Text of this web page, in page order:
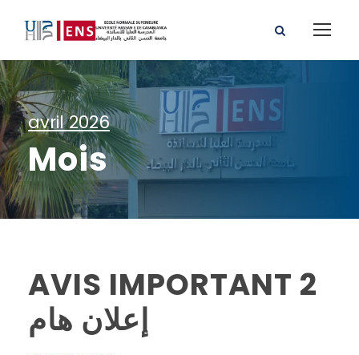
avril 2026
Mois
AVIS IMPORTANT 2
إعلان هام